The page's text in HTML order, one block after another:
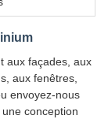
aux façades, aux
aux fenêtres,
envoyez-nous
conception